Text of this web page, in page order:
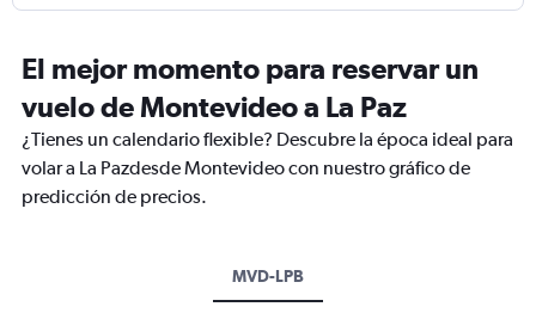
El mejor momento para reservar un
vuelo de Montevideo a La Paz
¿Tienes un calendario flexible? Descubre la época ideal para
volar a La Pazdesde Montevideo con nuestro gráfico de
predicción de precios.
MVD-LPB